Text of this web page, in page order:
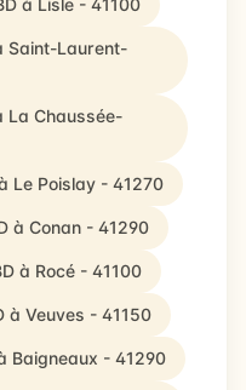
à Lisle - 41100
Saint-Laurent-
La Chaussée-
Le Poislay - 41270
à Conan - 41290
à Rocé - 41100
à Veuves - 41150
Baigneaux - 41290